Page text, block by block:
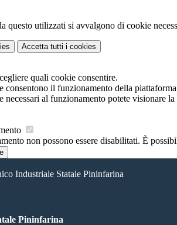
questo utilizzati si avvalgono di cookie
Accetta tutti i cookies
quali cookie consentire.
consentono il funzionamento della
necessari al funzionamento potete visionare la
non possono essere disabilitati. È
Industriale Statale Pininfarina
Pininfarina